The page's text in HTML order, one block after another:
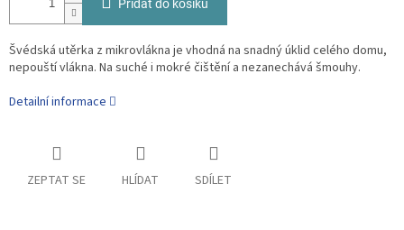
Přidat do košíku
Švédská utěrka z mikrovlákna je vhodná na snadný úklid celého domu,
nepouští vlákna. Na suché i mokré čištění a nezanechává šmouhy.
Detailní informace
ZEPTAT SE HLÍDAT SDÍLET